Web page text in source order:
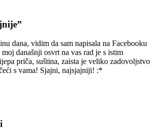
dana, vidim da sam napisala na Facebooku
današnji osvrt na vas rad je s istim
priča, suština, zaista je veliko zadovoljstvo
s vama! Sjajni, najsjajniji! :*